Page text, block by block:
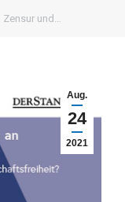
und…
Aug.
24
2021